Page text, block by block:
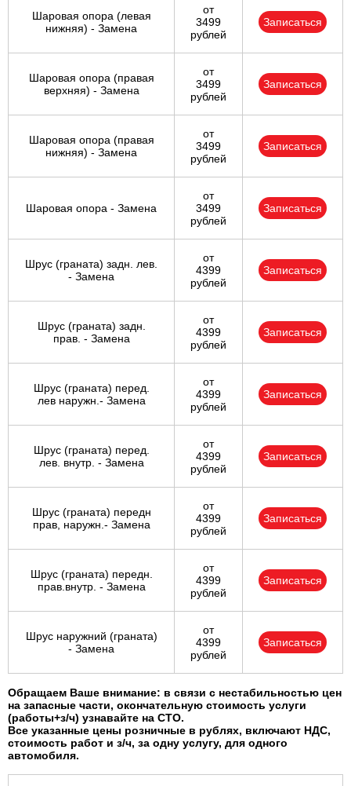
Шаровая опора (левая
нижняя) - Замена
от
3499
рублей
Записаться
Шаровая опора (правая
верхняя) - Замена
от
3499
рублей
Записаться
Шаровая опора (правая
нижняя) - Замена
от
3499
рублей
Записаться
Шаровая опора - Замена
от
3499
рублей
Записаться
Шрус (граната) задн. лев.
- Замена
от
4399
рублей
Записаться
Шрус (граната) задн.
прав. - Замена
от
4399
рублей
Записаться
Шрус (граната) перед.
лев наружн.- Замена
от
4399
рублей
Записаться
Шрус (граната) перед.
лев. внутр. - Замена
от
4399
рублей
Записаться
Шрус (граната) передн
прав, наружн.- Замена
от
4399
рублей
Записаться
Шрус (граната) передн.
прав.внутр. - Замена
от
4399
рублей
Записаться
Шрус наружний (граната)
- Замена
от
4399
рублей
Записаться
Обращаем Ваше внимание: в связи с нестабильностью цен
на запасные части, окончательную стоимость услуги
(работы+з/ч) узнавайте на СТО.
Все указанные цены розничные в рублях, включают НДС,
стоимость работ и з/ч, за одну услугу, для одного
автомобиля.